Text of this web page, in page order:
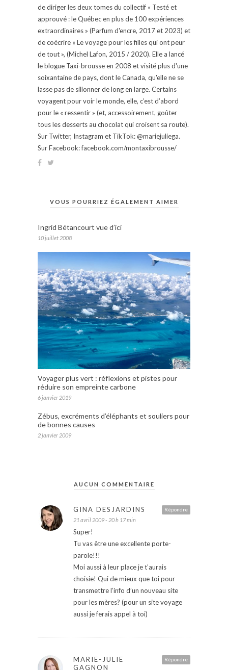
de diriger les deux tomes du collectif « Testé et
approuvé : le Québec en plus de 100 expériences
extraordinaires » (Parfum d'encre, 2017 et 2023) et
de coécrire « Le voyage pour les filles qui ont peur
de tout », (Michel Lafon, 2015 / 2020). Elle a lancé
le blogue Taxi-brousse en 2008 et visité plus d'une
soixantaine de pays, dont le Canada, qu'elle ne se
lasse pas de sillonner de long en large. Certains
voyagent pour voir le monde, elle, c’est d’abord
pour le « ressentir » (et, accessoirement, goûter
tous les desserts au chocolat qui croisent sa route).
Sur Twitter, Instagram et TikTok: @mariejuliega.
Sur Facebook: facebook.com/montaxibrousse/
VOUS POURRIEZ ÉGALEMENT AIMER
Ingrid Bétancourt vue d’ici
10 juillet 2008
Voyager plus vert : réflexions et pistes pour
réduire son empreinte carbone
6 janvier 2019
Zébus, excréments d’éléphants et souliers pour
de bonnes causes
2 janvier 2009
AUCUN COMMENTAIRE
Répondre
GINA DESJARDINS
21 avril 2009 - 20 h 17 min
Super!
Tu vas être une excellente porte-
parole!!!
Moi aussi à leur place je t’aurais
choisie! Qui de mieux que toi pour
transmettre l’info d’un nouveau site
pour les mères? (pour un site voyage
aussi je ferais appel à toi)
Répondre
MARIE-JULIE
GAGNON